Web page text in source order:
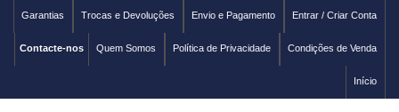
Entrar / Criar Conta
Envio e Pagamento
Trocas e Devoluções
Garantias
Condições de Venda
Política de Privacidade
Quem Somos
Contacte-nos
Início